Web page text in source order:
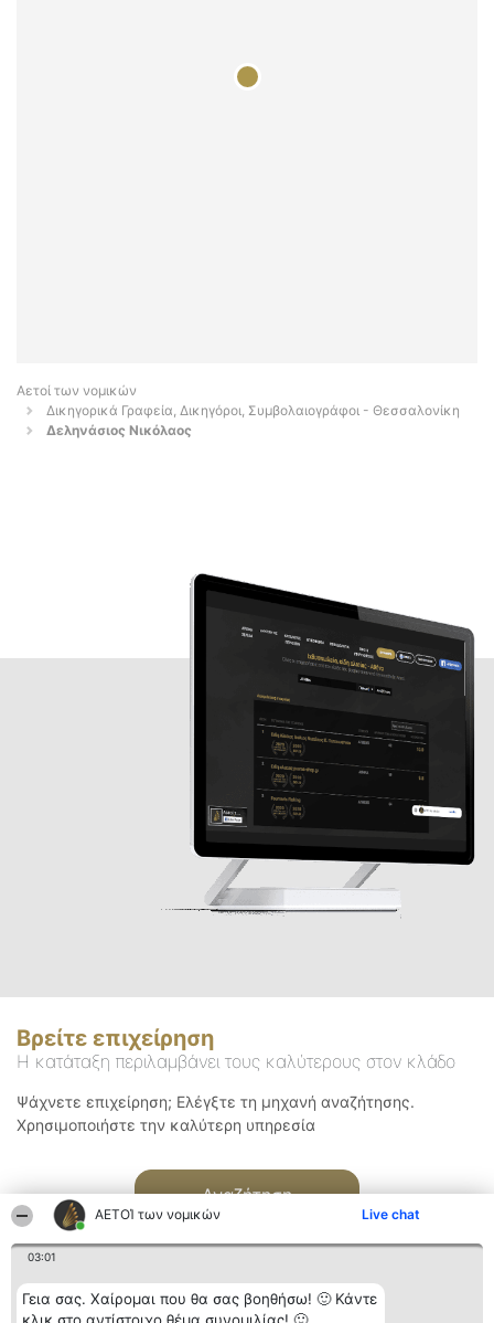
ΑΕΤΟΊ των νομικών Live chat
03:01
Γεια σας. Χαίρομαι που θα σας βοηθήσω! 🙂 Κάντε
Αετοί των νομικών
Δικηγορικά Γραφεία, Δικηγόροι, Συμβολαιογράφοι - Θεσσαλονίκη
Δεληνάσιος Νικόλαος
Βρείτε επιχείρηση
Η κατάταξη περιλαμβάνει τους καλύτερους στον κλάδο
Ψάχνετε επιχείρηση; Ελέγξτε τη μηχανή αναζήτησης.
Χρησιμοποιήστε την καλύτερη υπηρεσία
Αναζήτηση